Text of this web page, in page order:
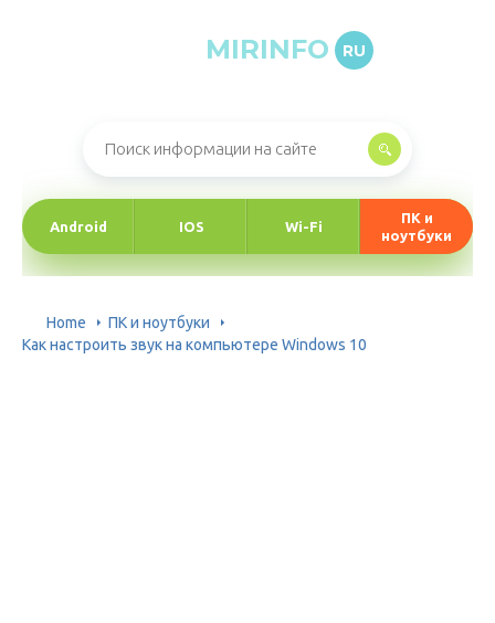
MIRINFO RU
Android IOS Wi-Fi
ПК и
ноутбуки
Home
ПК и ноутбуки
Как настроить звук на компьютере Windows 10